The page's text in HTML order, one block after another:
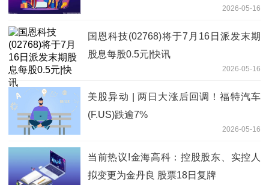
2026-05-16
国恩科技(02768)将于7月16日派发末期
股息每股0.5元|快讯
2026-05-16
美股异动 | 两日大涨后回调！福特汽车
(F.US)跌逾7%
2026-05-16
当前热议!金海高科：控股股东、实控人
拟变更为金丹良 股票18日复牌